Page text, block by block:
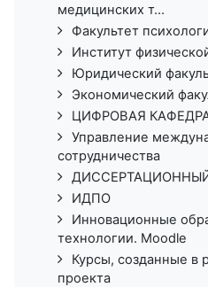
медицинских т...
Факультет
Институт
Юридический
Экономический
ЦИФРОВАЯ
Управление
сотрудничества
ДИССЕРТАЦИОННЫЙ
ИДПО
Инновационные
технологии. Moodle
Курсы, созданные в
проекта